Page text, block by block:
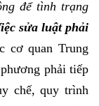
để tình trạng
sửa luật phải
cơ quan Trung
phải tiếp
chế, quy trình